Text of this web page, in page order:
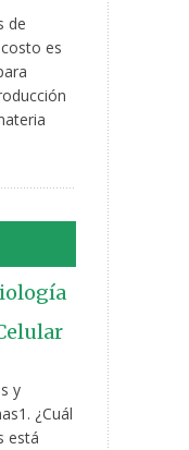
de
es
y
¿Cuál
está